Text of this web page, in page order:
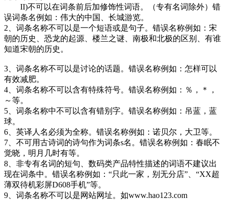
II)不可以在词条前后加修饰性词语。（专有名词除外）错
误词条名例如：伟大的中国、长城游览。
2、词条名称不可以是一个短语或是句子。错误名称例如：宋
朝的历史、恐龙的起源、楼兰之谜、南极和北极的区别、有谁
知道宋朝的历史。
3、词条名称不可以是讨论的话题。错误名称例如：怎样可以
有效减肥。
4、词条名称不可以含有特殊符号。错误名称例如：％，＊，
～等。
5、词条名称中不可以含有错别字。错误名称例如：吊蓝，蓝
球。
6、英译人名必须为全称。错误名称例如：诺贝尔，大卫等。
7、不可用古诗词的诗句作为词条s名。错误名称例如：春眠不
觉晓，明月几时有等。
8、非专有名词的短句、数码类产品特性描述的词语不建议出
现在词条中。错误名称例如：“只此一家，别无分店”、“XX超
薄双待机彩屏D608手机”等。
9、词条名称不可以是网站网址。如www.hao123.com